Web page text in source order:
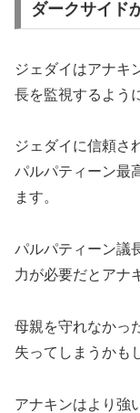
ダークサイド
ジェダイはアナキ
長を監視するよう
ジェダイに信頼さ
パルパティーン最
ます。
パルパティーン議
力が必要だとアナ
母親を守れなかっ
失ってしまうかも
アナキンはより強